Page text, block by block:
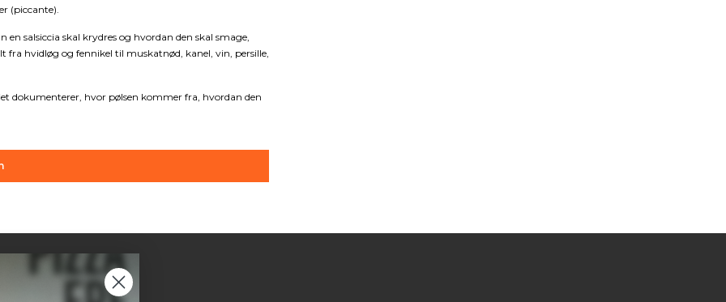
(piccante).
salsiccia skal krydres og hvordan den skal smage,
fra hvidløg og fennikel til muskatnød, kanel, vin, persille,
dokumenterer, hvor pølsen kommer fra, hvordan den